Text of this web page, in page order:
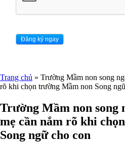
Trang chủ » Trường Mầm non song
rõ khi chọn trường Mầm non Song
Trường Mầm non song
mẹ cần nắm rõ khi
Song ngữ cho con